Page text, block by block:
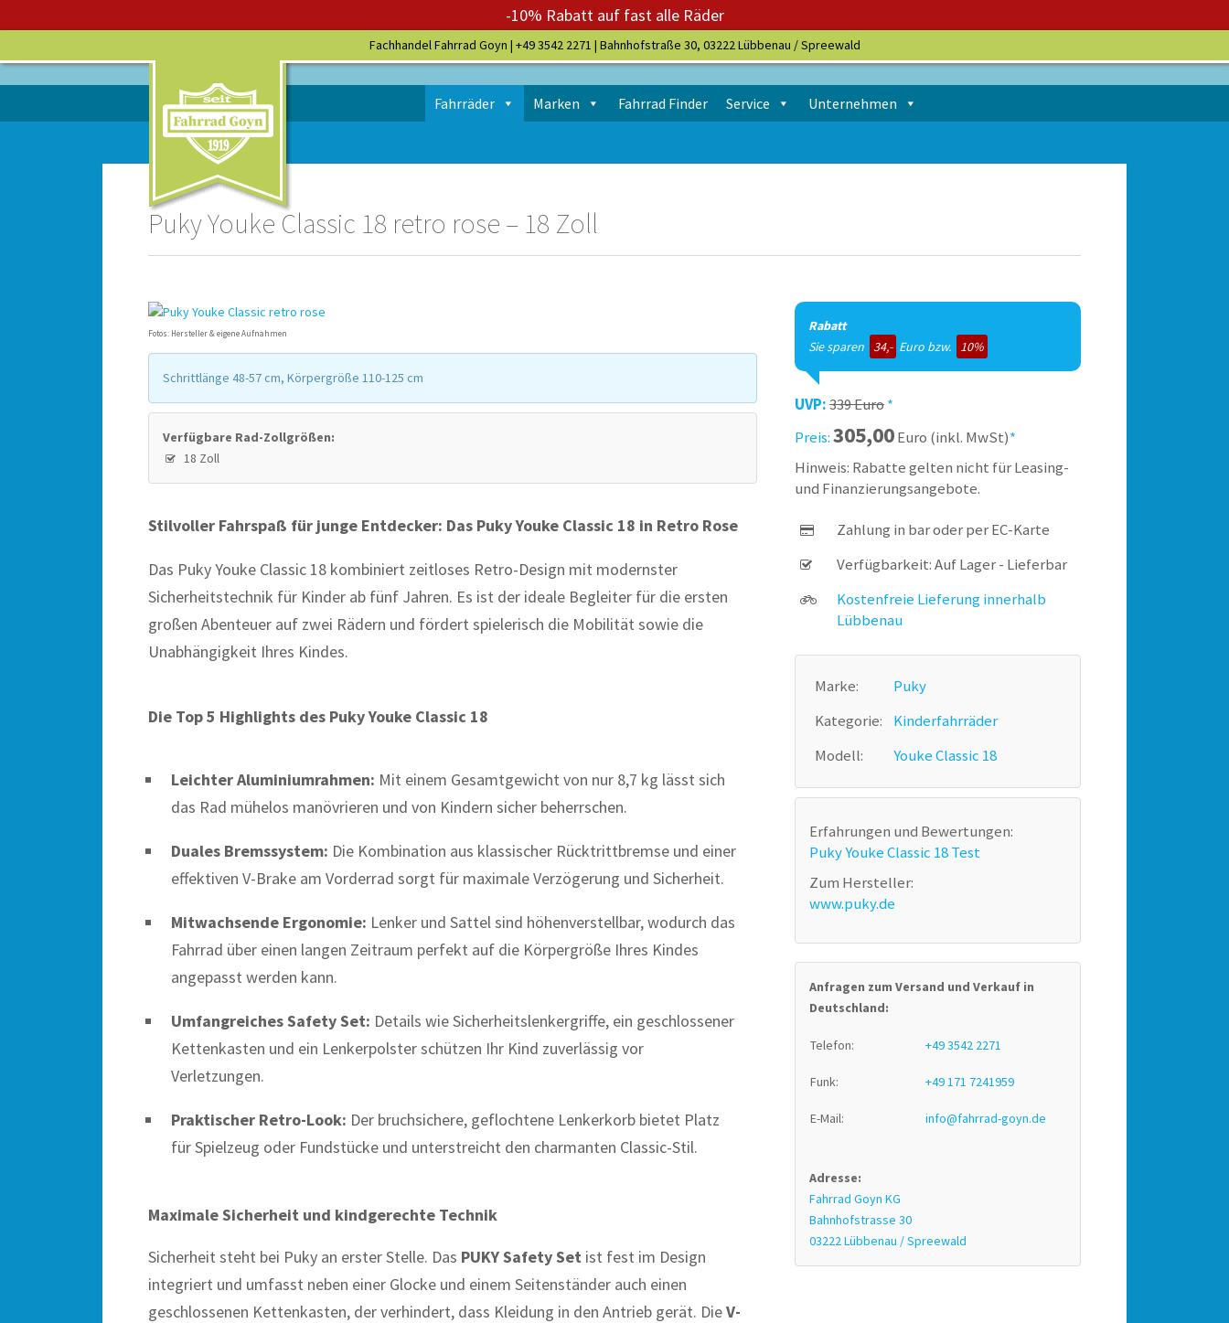
-10% Rabatt auf fast alle Räder
Fachhandel Fahrrad Goyn | +49 3542 2271 | Bahnhofstraße 30, 03222 Lübbenau / Spreewald
Fahrräder Marken Fahrrad Finder Service Unternehmen
Puky Youke Classic 18 retro rose – 18 Zoll
Fotos: Hersteller & eigene Aufnahmen
Schrittlänge 48-57 cm, Körpergröße 110-125 cm
Verfügbare Rad-Zollgrößen:
18 Zoll
Stilvoller Fahrspaß für junge Entdecker: Das Puky Youke Classic 18 in Retro Rose
Das Puky Youke Classic 18 kombiniert zeitloses Retro-Design mit modernster
Sicherheitstechnik für Kinder ab fünf Jahren. Es ist der ideale Begleiter für die ersten
großen Abenteuer auf zwei Rädern und fördert spielerisch die Mobilität sowie die
Unabhängigkeit Ihres Kindes.
Die Top 5 Highlights des Puky Youke Classic 18
Leichter Aluminiumrahmen: Mit einem Gesamtgewicht von nur 8,7 kg lässt sich
das Rad mühelos manövrieren und von Kindern sicher beherrschen.
Duales Bremssystem: Die Kombination aus klassischer Rücktrittbremse und einer
effektiven V-Brake am Vorderrad sorgt für maximale Verzögerung und Sicherheit.
Mitwachsende Ergonomie: Lenker und Sattel sind höhenverstellbar, wodurch das
Fahrrad über einen langen Zeitraum perfekt auf die Körpergröße Ihres Kindes
angepasst werden kann.
Umfangreiches Safety Set: Details wie Sicherheitslenkergriffe, ein geschlossener
Kettenkasten und ein Lenkerpolster schützen Ihr Kind zuverlässig vor
Verletzungen.
Praktischer Retro-Look: Der bruchsichere, geflochtene Lenkerkorb bietet Platz
für Spielzeug oder Fundstücke und unterstreicht den charmanten Classic-Stil.
Maximale Sicherheit und kindgerechte Technik
Sicherheit steht bei Puky an erster Stelle. Das PUKY Safety Set ist fest im Design
integriert und umfasst neben einer Glocke und einem Seitenständer auch einen
geschlossenen Kettenkasten, der verhindert, dass Kleidung in den Antrieb gerät. DieV-
Rabatt
Sie sparen
34,- Euro bzw. 10%
UVP:339 Euro*
Preis:305,00Euro (inkl. MwSt)*
Hinweis: Rabatte gelten nicht für Leasing-
und Finanzierungsangebote.
Zahlung in bar oder per EC-Karte
Verfügbarkeit: Auf Lager - Lieferbar
Kostenfreie Lieferung innerhalb
Lübbenau
Marke:
Puky
Kategorie:
Kinderfahrräder
Modell:
Youke Classic 18
Erfahrungen und Bewertungen:
Puky Youke Classic 18 Test
Zum Hersteller:
www.puky.de
Anfragen zum Versand und Verkauf in
Deutschland:
Telefon: +49 3542 2271
Funk: +49 171 7241959
E-Mail: info@fahrrad-goyn.de
Adresse:
Fahrrad Goyn KG
Bahnhofstrasse 30
03222 Lübbenau / Spreewald